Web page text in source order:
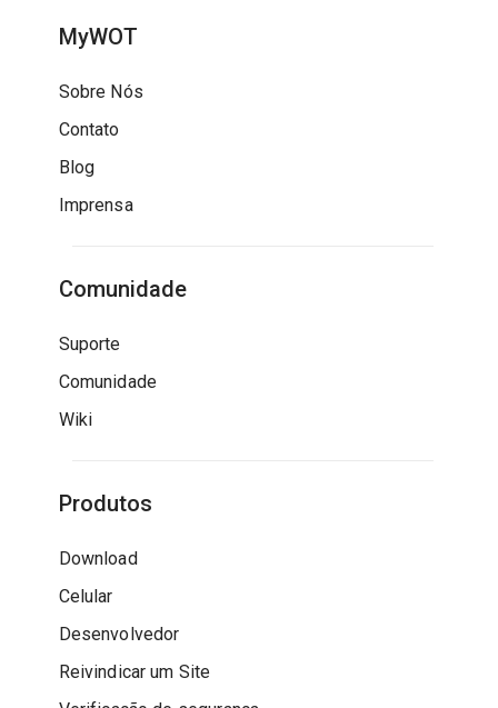
MyWOT
Sobre Nós
Contato
Blog
Imprensa
Comunidade
Suporte
Comunidade
Wiki
Produtos
Download
Celular
Desenvolvedor
Reivindicar um Site